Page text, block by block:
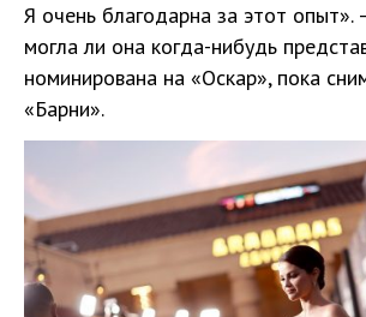
Я очень благодарна за этот
могла ли она когда-нибудь
номинирована на «Оскар», пока
«Барни».